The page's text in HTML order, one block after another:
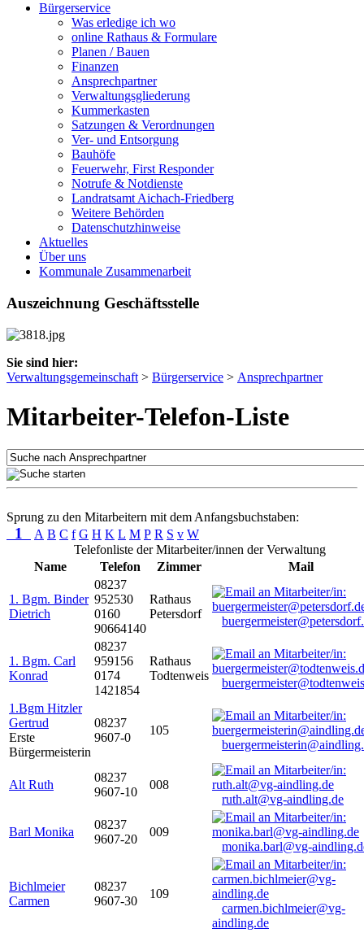
Bürgerservice
Was erledige ich wo
online Rathaus & Formulare
Planen / Bauen
Finanzen
Ansprechpartner
Verwaltungsgliederung
Kummerkasten
Satzungen & Verordnungen
Ver- und Entsorgung
Bauhöfe
Feuerwehr, First Responder
Notrufe & Notdienste
Landratsamt Aichach-Friedberg
Weitere Behörden
Datenschutzhinweise
Aktuelles
Über uns
Kommunale Zusammenarbeit
Auszeichnung Geschäftsstelle
Sie sind hier:
Verwaltungsgemeinschaft > Bürgerservice > Ansprechpartner
Mitarbeiter-Telefon-Liste
Sprung zu den Mitarbeitern mit dem Anfangsbuchstaben:
1 A B C f G H K L M P R S v W
Telefonliste der Mitarbeiter/innen der Verwaltung
Name
Telefon Zimmer Mail
1. Bgm. Binder
Dietrich
08237
952530
0160
90664140
Rathaus
Petersdorf
1. Bgm. Carl
Konrad
08237
959156
0174
1421854
Rathaus
Todtenweis
1.Bgm Hitzler
Gertrud
Erste
Bürgermeisterin
08237
9607-0
105
Alt Ruth
08237
9607-10
008
ruth.alt@vg-aindling.de
Barl Monika
08237
9607-20
009
monika.barl@vg-
Bichlmeier
Carmen
08237
9607-30
109
carmen.bichlmeier@vg-
aindling.de